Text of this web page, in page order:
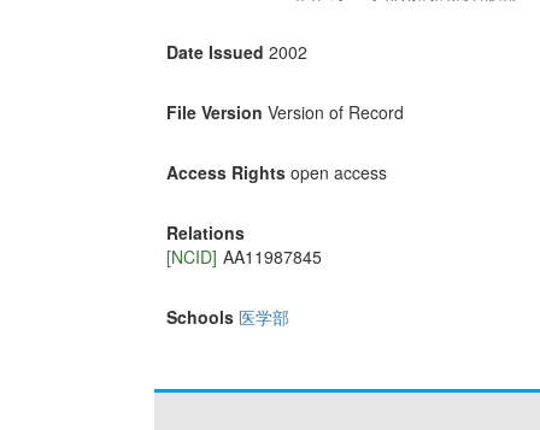
Date Issued 2002
File Version Version of Record
Access Rights open access
Relations
[NCID] AA11987845
Schools 医学部